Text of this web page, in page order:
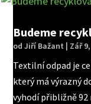
Budeme
odJiří Bažant | Zář
Textilní odpad je
který má výrazný
vyhodí přibližně